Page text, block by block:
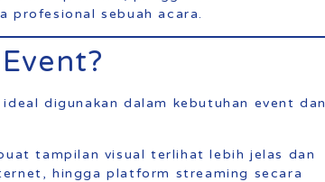
profesional sebuah acara.
digunakan dalam kebutuhan event dan
tampilan visual terlihat lebih jelas dan
hingga platform streaming secara